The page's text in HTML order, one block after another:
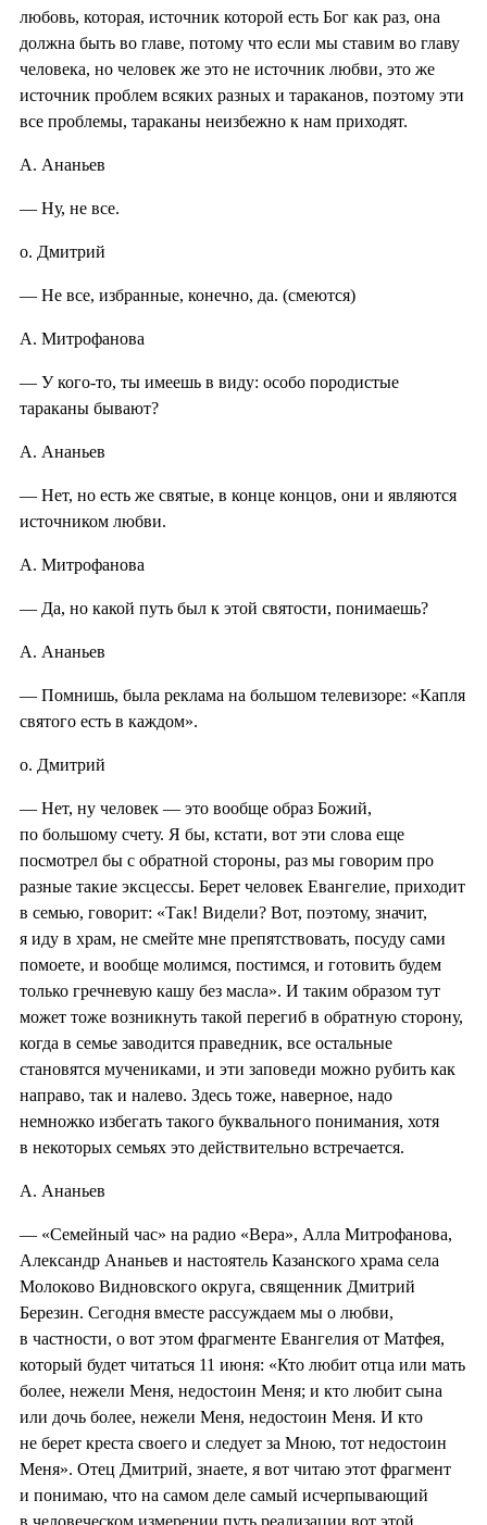
любовь, которая, источник которой есть Бог как раз, она
должна быть во главе, потому что если мы ставим во главу
человека, но человек же это не источник любви, это же
источник проблем всяких разных и тараканов, поэтому эти
все проблемы, тараканы неизбежно к нам приходят.
А. Ананьев
— Ну, не все.
о. Дмитрий
— Не все, избранные, конечно, да. (смеются)
А. Митрофанова
— У кого-то, ты имеешь в виду: особо породистые
тараканы бывают?
А. Ананьев
— Нет, но есть же святые, в конце концов, они и являются
источником любви.
А. Митрофанова
— Да, но какой путь был к этой святости, понимаешь?
А. Ананьев
— Помнишь, была реклама на большом телевизоре: «Капля
святого есть в каждом».
о. Дмитрий
— Нет, ну человек — это вообще образ Божий,
по большому счету. Я бы, кстати, вот эти слова еще
посмотрел бы с обратной стороны, раз мы говорим про
разные такие эксцессы. Берет человек Евангелие, приходит
в семью, говорит: «Так! Видели? Вот, поэтому, значит,
я иду в храм, не смейте мне препятствовать, посуду сами
помоете, и вообще молимся, постимся, и готовить будем
только гречневую кашу без масла». И таким образом тут
может тоже возникнуть такой перегиб в обратную сторону,
когда в семье заводится праведник, все остальные
становятся мучениками, и эти заповеди можно рубить как
направо, так и налево. Здесь тоже, наверное, надо
немножко избегать такого буквального понимания, хотя
в некоторых семьях это действительно встречается.
А. Ананьев
— «Семейный час» на радио «Вера», Алла Митрофанова,
Александр Ананьев и настоятель Казанского храма села
Молоково Видновского округа, священник Дмитрий
Березин. Сегодня вместе рассуждаем мы о любви,
в частности, о вот этом фрагменте Евангелия от Матфея,
который будет читаться 11 июня: «Кто любит отца или мать
более, нежели Меня, недостоин Меня; и кто любит сына
или дочь более, нежели Меня, недостоин Меня. И кто
не берет креста своего и следует за Мною, тот недостоин
Меня». Отец Дмитрий, знаете, я вот читаю этот фрагмент
и понимаю, что на самом деле самый исчерпывающий
в человеческом измерении путь реализации вот этой